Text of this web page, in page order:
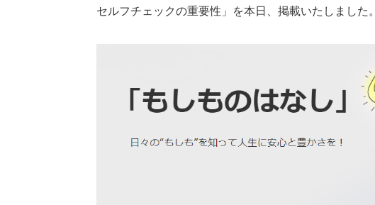
セルフチェックの重要性」を本日、掲載いたしました。